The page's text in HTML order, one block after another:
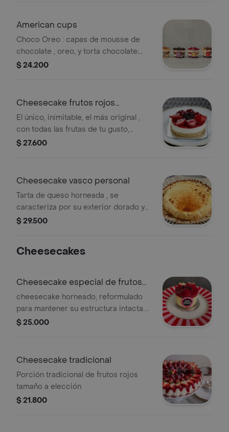
American cups
Choco Oreo : capas de mousse de
chocolate , oreo, y torta chocolate;
Chocorramo: capas de Chocorramo,
manzana, crema de vainilla y crunch
de avena ; Red lemon: capas de red
velvet , limón , crema de vainilla. sabor
a disponibilidad
$ 24.200
Cheesecake frutos rojos
personal
El único, inimitable, el más original ,
con todas las frutas de tu gusto,
fresas mora y agraz. La mejor receta
$ 27.600
Cheesecake vasco personal
Tarta de queso horneada , se
caracteriza por su exterior dorado y
su interior cremoso, tamaño personal.
$ 29.500
Cheesecakes
Cheesecake especial de frutos
rojos ZERO
cheesecake horneado, reformulado
para mantener su estructura intacta.
Ahora sin azúcar, endulzado con
$ 25.000
Cheesecake tradicional
Porción tradicional de frutos rojos
tamaño a elección
$ 21.800